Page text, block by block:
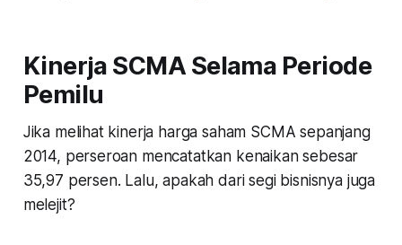
Kinerja SCMA Selama Periode
Pemilu
Jika melihat kinerja harga saham SCMA sepanjang
2014, perseroan mencatatkan kenaikan sebesar
35,97 persen. Lalu, apakah dari segi bisnisnya juga
melejit?